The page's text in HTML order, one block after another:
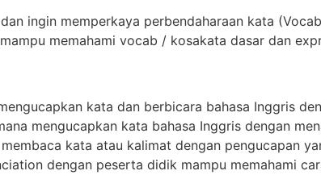
ingin memperkaya perbendaharaan kata
memahami vocab / kosakata dasar dan
kata dan berbicara bahasa Inggris
mengucapkan kata bahasa Inggris dengan
kata atau kalimat dengan pengucapan
dengan peserta didik mampu memahami